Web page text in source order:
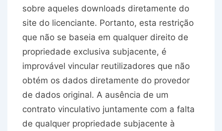
sobre aqueles downloads diretamente do
site do licenciante. Portanto, esta restrição
que não se baseia em qualquer direito de
propriedade exclusiva subjacente, é
improvável vincular reutilizadores que não
obtém os dados diretamente do provedor
de dados original. A ausência de um
contrato vinculativo juntamente com a falta
de qualquer propriedade subjacente à